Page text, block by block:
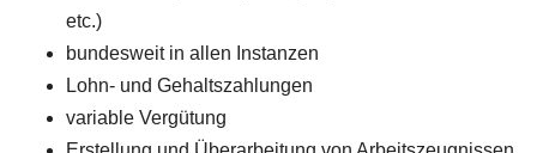
etc.)
bundesweit in allen Instanzen
Lohn- und Gehaltszahlungen
variable Vergütung